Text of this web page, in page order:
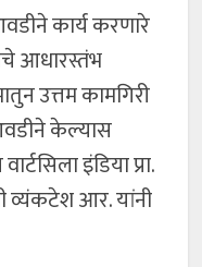
कार्य करणारे
आधारस्तंभ
उत्तम कामगिरी
केल्यास
इंडिया प्रा.
व्यंकटेश आर. यांनी